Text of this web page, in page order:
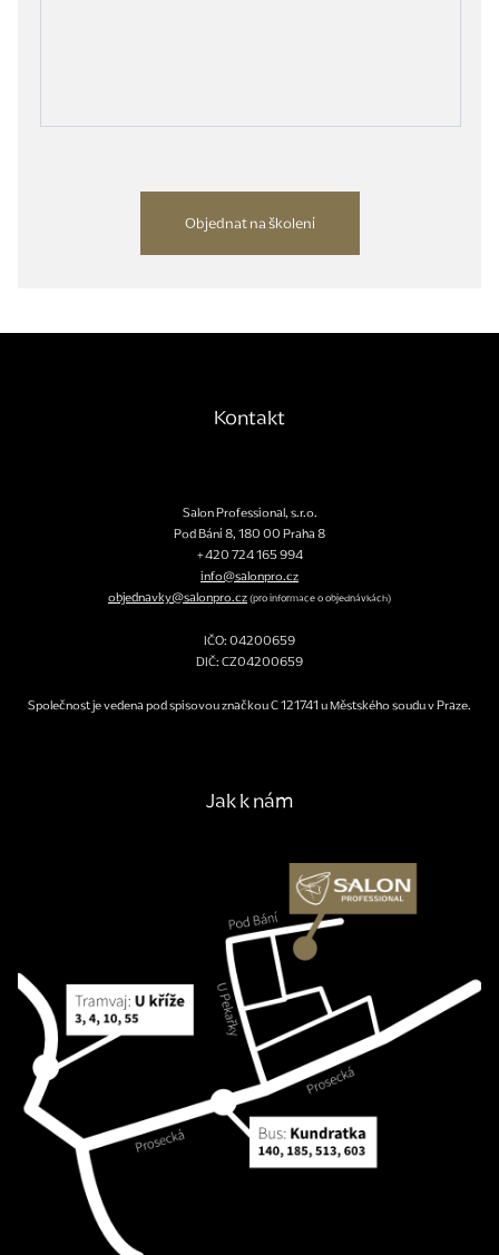
Objednat na školení
Kontakt
Salon Professional, s.r.o.
Pod Bání 8,180 00Praha 8
+420 724 165 994
info@salonpro.cz
objednavky@salonpro.cz(pro informace o objednávkách)
IČO: 04200659
DIČ: CZ04200659
Společnost je vedena pod spisovou značkou C 121741 u Městského soudu v Praze.
Jak k nám